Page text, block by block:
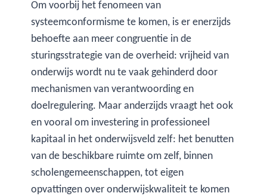
Om voorbij het fenomeen van
systeemconformisme te komen, is er enerzijds
behoefte aan meer congruentie in de
sturingsstrategie van de overheid: vrijheid van
onderwijs wordt nu te vaak gehinderd door
mechanismen van verantwoording en
doelregulering. Maar anderzijds vraagt het ook
en vooral om investering in professioneel
kapitaal in het onderwijsveld zelf: het benutten
van de beschikbare ruimte om zelf, binnen
scholengemeenschappen, tot eigen
opvattingen over onderwijskwaliteit te komen